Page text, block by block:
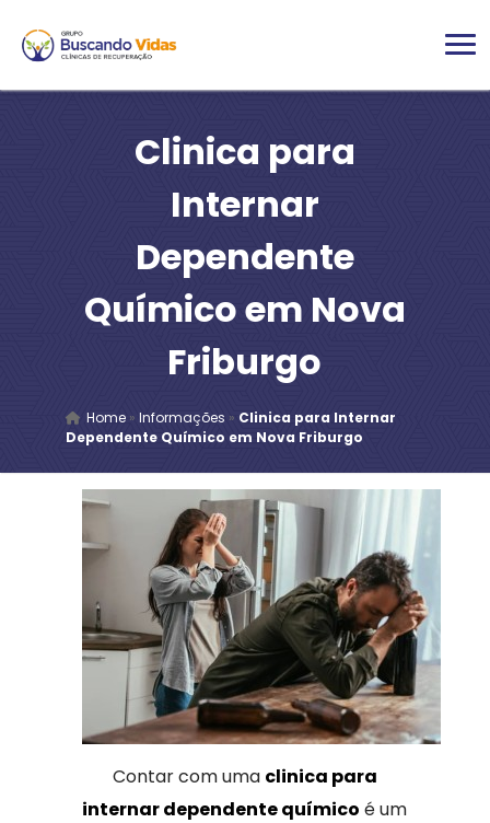
Clinica para
Internar
Dependente
Químico em Nova
Friburgo
Home» Informações » Clinica para Internar
Dependente Químico em Nova Friburgo
Contar com uma clinica para
internar dependente químico é um